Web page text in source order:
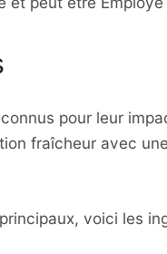
pour leur
fraîcheur avec
voici les